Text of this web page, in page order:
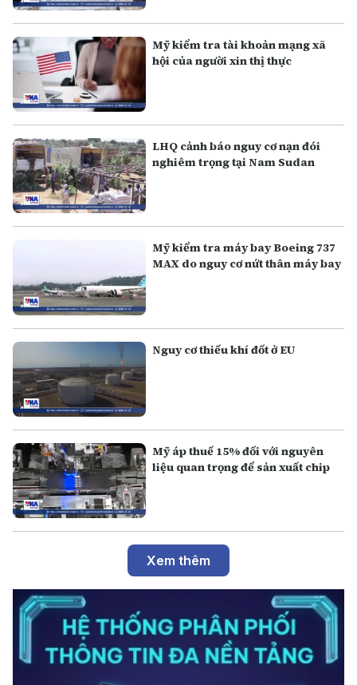
Mỹ kiểm tra tài khoản mạng xã
hội của người xin thị thực
LHQ cảnh báo nguy cơ nạn đói
nghiêm trọng tại Nam Sudan
Mỹ kiểm tra máy bay Boeing 737
MAX do nguy cơ nứt thân máy bay
Nguy cơ thiếu khí đốt ở EU
Mỹ áp thuế 15% đối với nguyên
liệu quan trọng để sản xuất chip
Xem thêm